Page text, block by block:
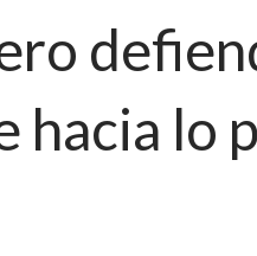
hacia lo